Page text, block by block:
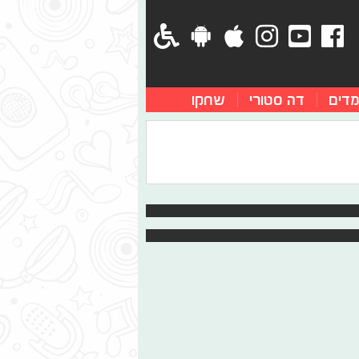
דה סטורי שחקו
מעדיפים לצאת לחופשה מחוץ לארץ